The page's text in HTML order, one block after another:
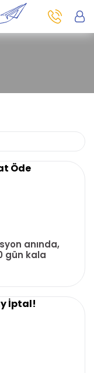
Öde
anında,
gün kala
İptal!